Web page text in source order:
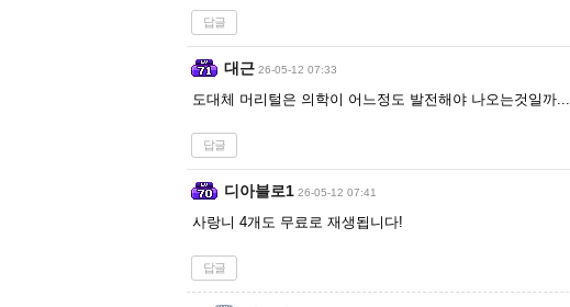
답글
대근 26-05-12 07:33
도대체 머리털은 의학이 어느정도 발전해야 나오는것일까...
답글
디아블로1 26-05-12 07:41
사랑니 4개도 무료로 재생됩니다!
답글